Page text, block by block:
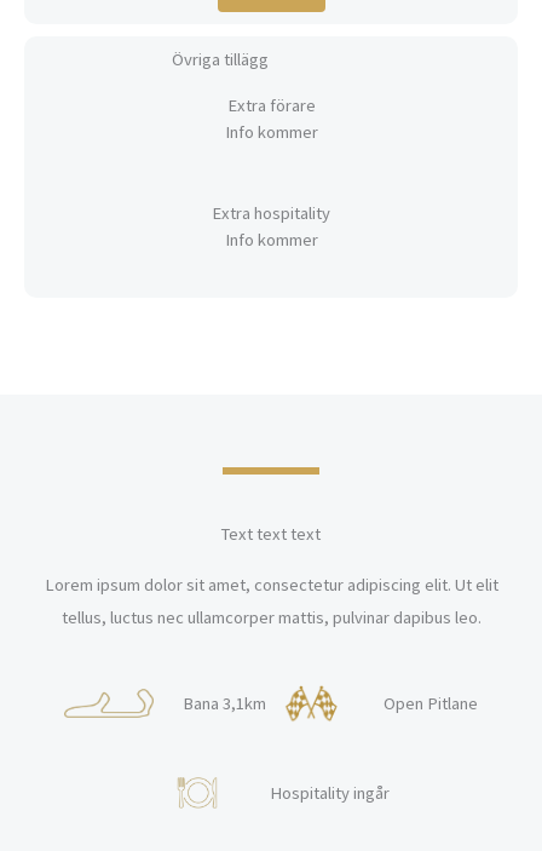
Övriga tillägg
Extra förare
Info kommer
Extra hospitality
Info kommer
Text text text
Lorem ipsum dolor sit amet, consectetur adipiscing elit. Ut elit
tellus, luctus nec ullamcorper mattis, pulvinar dapibus leo.
Bana 3,1km Open Pitlane
Hospitality ingår